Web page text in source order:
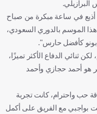
أذيع في ساعة مبكرة من صباح
الموسم بالدوري السعودي،
بونو كأفضل حارس".
ثنائي الدفاع الأكثر تميزًا،
هو أحمد حجازي وأحمد
حب واحترام، كانت تجربة
بواجبي مع الفريق على أكمل